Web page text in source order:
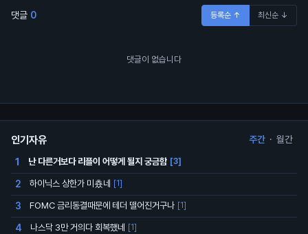
댓글 0 등록순 ↑ 최신순 ↓
댓글이 없습니다
인기자유 주간 · 월간
1 난 다른거보다 리플이 어떻게 될지 궁금함 [3]
2 하이닉스 상한가 미춌네 [1]
3 FOMC 금리동결때문에 테더 떨어진거구나 [1]
4 나스닥 3만 거의다 회복했네 [1]